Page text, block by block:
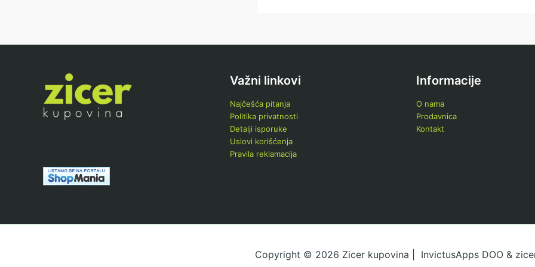
Važni linkovi
Najčešća pitanja
Politika privatnosti
Detalji isporuke
Uslovi korišćenja
Pravila reklamacija
Informacije
O nama
Prodavnica
Kontakt
Copyright © 2026 Zicer kupovina | InvictusApps DOO &